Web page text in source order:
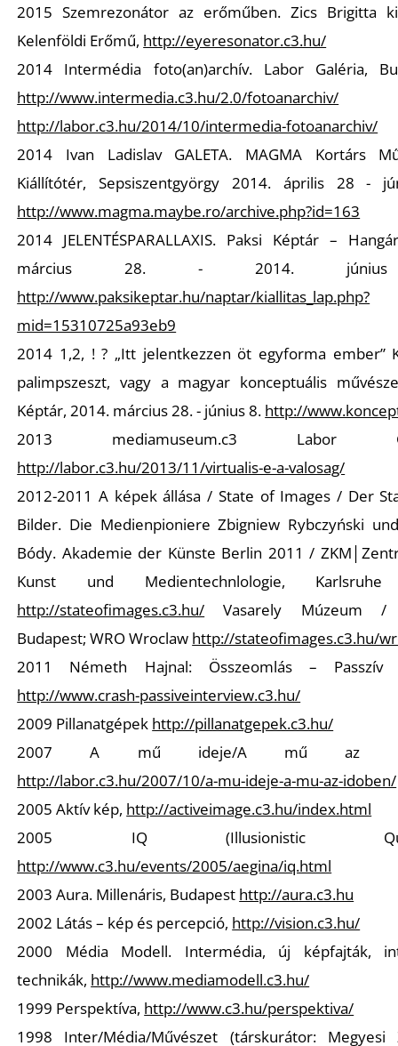
2015 Szemrezonátor az erőműben. Zics Brigitta
Kelenföldi Erőmű, http://eyeresonator.c3.hu/
2014 Intermédia foto(an)archív. Labor Galéria,
http://www.intermedia.c3.hu/2.0/fotoanarchiv/
http://labor.c3.hu/2014/10/intermedia-fotoanarchiv/
2014 Ivan Ladislav GALETA. MAGMA Kortárs
Kiállítótér, Sepsiszentgyörgy 2014. április 28 -
http://www.magma.maybe.ro/archive.php?id=163
2014 JELENTÉSPARALLAXIS. Paksi Képtár –
március 28. - 2014.
http://www.paksikeptar.hu/naptar/kiallitas_lap.php?
mid=15310725a93eb9
2014 1,2, ! ? „Itt jelentkezzen öt egyforma ember”
palimpszeszt, vagy a magyar konceptuális
Képtár, 2014. március 28. - június 8. http://
2013 mediamuseum.c3 Labor
http://labor.c3.hu/2013/11/virtualis-e-a-valosag/
2012-2011 A képek állása / State of Images / Der
Bilder. Die Medienpioniere Zbigniew Rybczyński
Bódy. Akademie der Künste Berlin 2011 /
Kunst und Medientechnlologie,
http://stateofimages.c3.hu/ Vasarely Múzeum /
Budapest; WRO Wroclaw http://stateofimages.c3.hu/
2011 Németh Hajnal: Összeomlás – Passzív
http://www.crash-passiveinterview.c3.hu/
2009 Pillanatgépek http://pillanatgepek.c3.hu/
2007 A mű ideje/A mű az
http://labor.c3.hu/2007/10/a-mu-ideje-a-mu-az-idoben/
2005 Aktív kép, http://activeimage.c3.hu/index.html
2005 IQ (Illusionistic
http://www.c3.hu/events/2005/aegina/iq.html
2003 Aura. Millenáris, Budapest http://aura.c3.hu
2002 Látás – kép és percepció, http://vision.c3.hu/
2000 Média Modell. Intermédia, új képfajták,
technikák, http://www.mediamodell.c3.hu/
1999 Perspektíva, http://www.c3.hu/perspektiva/
1998 Inter/Média/Művészet (társkurátor: Megyesi